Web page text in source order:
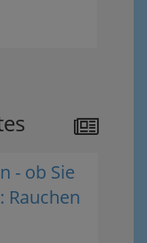
- ob Sie